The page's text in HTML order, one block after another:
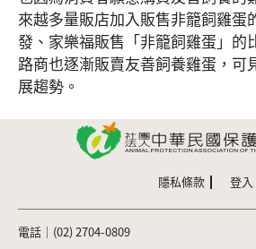
來越多量販店加入販售非籠飼雞蛋
發、家樂福販售「非籠飼雞蛋」的
路商也逐漸販賣友善飼養雞蛋，可
展趨勢。
隱私條款 登入
電話｜(02) 2704-0809